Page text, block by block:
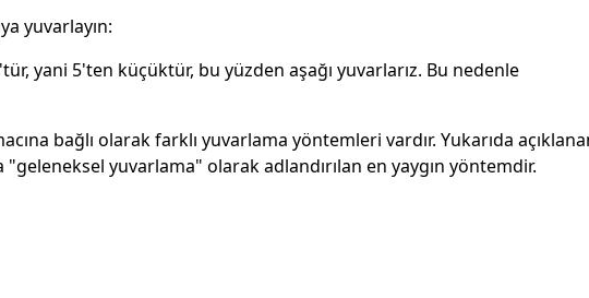
yuvarlayın:
yani 5'ten küçüktür, bu yüzden aşağı yuvarlarız. Bu nedenle
bağlı olarak farklı yuvarlama yöntemleri vardır. Yukarıda
yuvarlama" olarak adlandırılan en yaygın yöntemdir.